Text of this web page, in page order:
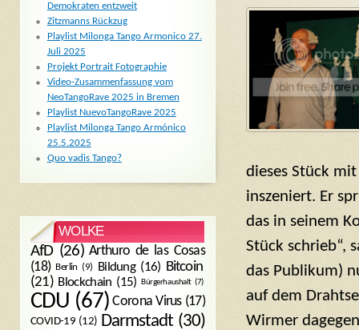
dieses Stück
inszeniert. Er
das in seinem
Stück schrieb“,
das Publikum)
auf dem
Wirmer
Demokraten entzweit
Zitzmanns Rückzug
Playlist Milonga Tango Armonico 27.
Juli 2025
Projekt Portrait Fotographie
Video-Zusammenfassung vom
NeoTangoRave 2025 in Bremen
Playlist NuevoTangoRave 2025
Playlist Milonga Tango Armónico
25.5.2025
Quo vadis Tango?
WOLKE
AfD(26) Arthuro de las Cosas
(18) Berlin (9) Bildung(16) Bitcoin
(21) Blockchain (15) Bürgerhaushalt (7)
CDU (67) Corona Virus(17)
COVID-19 (12) Darmstadt (30)